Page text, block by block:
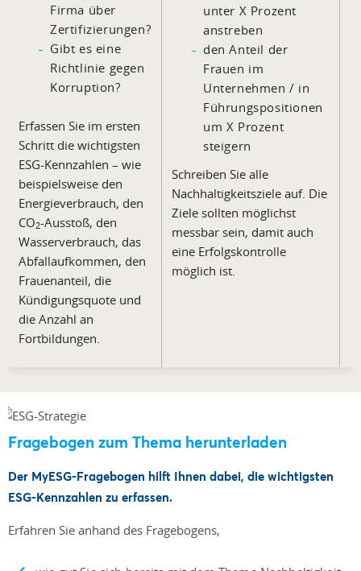
Firma über
Zertifizierungen?
Gibt es eine
Richtlinie gegen
Korruption?
Erfassen Sie im ersten
Schritt die wichtigsten
ESG-Kennzahlen – wie
beispielsweise den
Energieverbrauch, den
CO2-Ausstoß, den
Wasserverbrauch, das
Abfallaufkommen, den
Frauenanteil, die
Kündigungsquote und
die Anzahl an
Fortbildungen.
unter X Prozent
anstreben
den Anteil der
Frauen im
Unternehmen / in
Führungspositionen
um X Prozent
steigern
Schreiben Sie alle
Nachhaltigkeitsziele auf. Die
Ziele sollten möglichst
messbar sein, damit auch
eine Erfolgskontrolle
möglich ist.
Fragebogen zum Thema herunterladen
Der MyESG-Fragebogen hilft Ihnen dabei, die wichtigsten
ESG-Kennzahlen zu erfassen.
Erfahren Sie anhand des Fragebogens,